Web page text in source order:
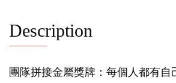
Description
團隊拼接金屬獎牌：每個人都有自